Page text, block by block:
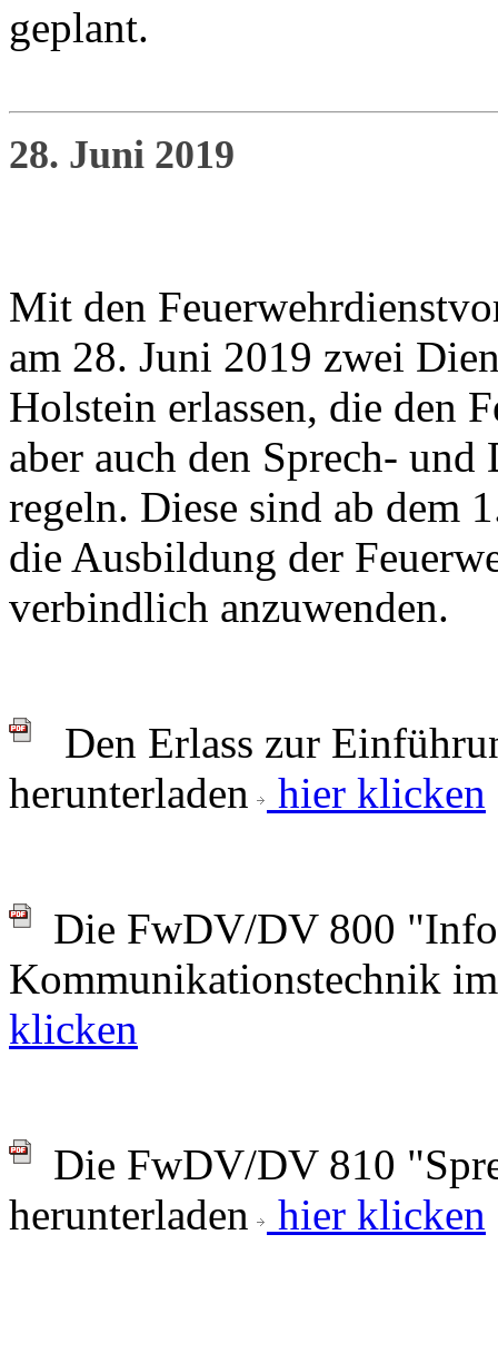
geplant.
28. Juni 2019
Mit den
am 28. Juni 2019 zwei
Holstein erlassen, die den
aber auch den Sprech-
regeln. Diese sind ab dem
die Ausbildung der
verbindlich anzuwenden.
Den Erlass zur
herunterladen
hier klicken
Die FwDV/DV 800
Kommunikationstechnik
klicken
Die FwDV/DV 810
herunterladen
hier klicken